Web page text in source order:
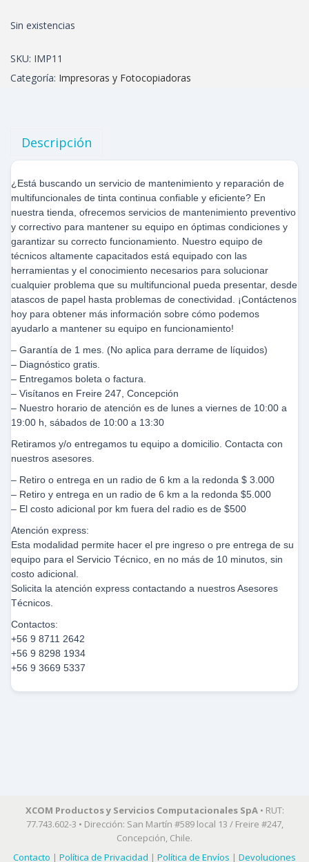
Sin existencias
SKU: IMP11
Categoría: Impresoras y Fotocopiadoras
Descripción
¿Está buscando un servicio de mantenimiento y reparación de
multifuncionales de tinta continua confiable y eficiente? En
nuestra tienda, ofrecemos servicios de mantenimiento preventivo
y correctivo para mantener su equipo en óptimas condiciones y
garantizar su correcto funcionamiento. Nuestro equipo de
técnicos altamente capacitados está equipado con las
herramientas y el conocimiento necesarios para solucionar
cualquier problema que su multifuncional pueda presentar, desde
atascos de papel hasta problemas de conectividad. ¡Contáctenos
hoy para obtener más información sobre cómo podemos
ayudarlo a mantener su equipo en funcionamiento!
– Garantía de 1 mes. (No aplica para derrame de líquidos)
– Diagnóstico gratis.
– Entregamos boleta o factura.
– Visítanos en Freire 247, Concepción
– Nuestro horario de atención es de lunes a viernes de 10:00 a
19:00 h, sábados de 10:00 a 13:30
Retiramos y/o entregamos tu equipo a domicilio. Contacta con
nuestros asesores.
– Retiro o entrega en un radio de 6 km a la redonda $ 3.000
– Retiro y entrega en un radio de 6 km a la redonda $5.000
– El costo adicional por km fuera del radio es de $500
Atención express:
Esta modalidad permite hacer el pre ingreso o pre entrega de su
equipo para el Servicio Técnico, en no más de 10 minutos, sin
costo adicional.
Solicita la atención express contactando a nuestros Asesores
Técnicos.
Contactos:
+56 9 8711 2642
+56 9 8298 1934
+56 9 3669 5337
XCOM Productos y Servicios Computacionales SpA• RUT:
77.743.602-3 • Dirección: San Martín #589 local 13 / Freire #247,
Concepción, Chile.
Contacto | Política de Privacidad | Política de Envíos | Devoluciones